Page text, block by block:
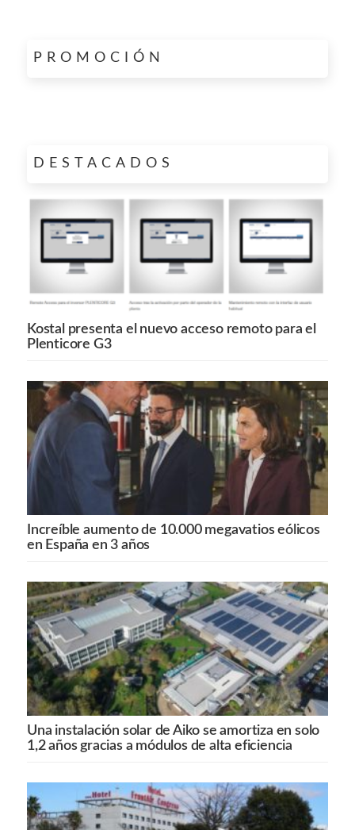
PROMOCIÓN
DESTACADOS
Kostal presenta el nuevo acceso remoto para el
Plenticore G3
Increíble aumento de 10.000 megavatios eólicos
en España en 3 años
Una instalación solar de Aiko se amortiza en solo
1,2 años gracias a módulos de alta eficiencia